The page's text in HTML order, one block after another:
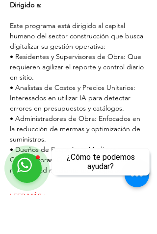
¿Cómo te podemos
ayudar?
Dirigido a:
Este programa está dirigido al capital
humano del sector construcción que busca
digitalizar su gestión operativa:
• Residentes y Supervisores de Obra: Que
requieren agilizar el reporte y control diario
en sitio.
• Analistas de Costos y Precios Unitarios:
Interesados en utilizar IA para detectar
errores en presupuestos y catálogos.
• Administradores de Obra: Enfocados en
la reducción de mermas y optimización de
suministros.
• Dueños de Pequeñas y Medianas
Constructoras: Que necesitan maximizar la
rentabilidad mediante tecnología accesible.
LEER MÁS >